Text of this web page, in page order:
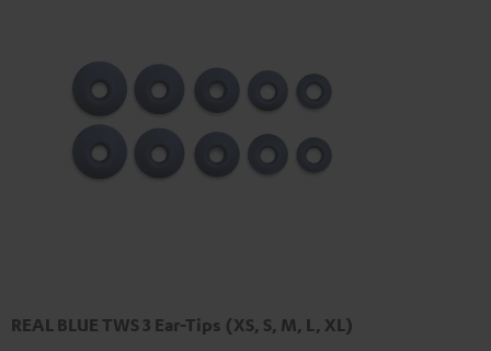
REAL BLUE TWS 3 Ear-Tips (XS, S, M, L, XL)